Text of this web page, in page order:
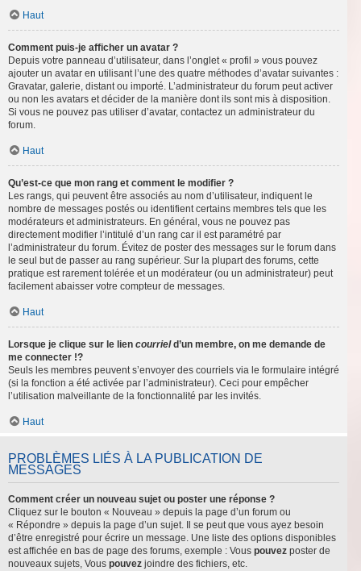
Haut
Comment puis-je afficher un avatar ?
Depuis votre panneau d’utilisateur, dans l’onglet « profil » vous pouvez
ajouter un avatar en utilisant l’une des quatre méthodes d’avatar suivantes :
Gravatar, galerie, distant ou importé. L’administrateur du forum peut activer
ou non les avatars et décider de la manière dont ils sont mis à disposition.
Si vous ne pouvez pas utiliser d’avatar, contactez un administrateur du
forum.
Haut
Qu’est-ce que mon rang et comment le modifier ?
Les rangs, qui peuvent être associés au nom d’utilisateur, indiquent le
nombre de messages postés ou identifient certains membres tels que les
modérateurs et administrateurs. En général, vous ne pouvez pas
directement modifier l’intitulé d’un rang car il est paramétré par
l’administrateur du forum. Évitez de poster des messages sur le forum dans
le seul but de passer au rang supérieur. Sur la plupart des forums, cette
pratique est rarement tolérée et un modérateur (ou un administrateur) peut
facilement abaisser votre compteur de messages.
Haut
Lorsque je clique sur le lien courrield’un membre, on me demande de
me connecter !?
Seuls les membres peuvent s’envoyer des courriels via le formulaire intégré
(si la fonction a été activée par l’administrateur). Ceci pour empêcher
l’utilisation malveillante de la fonctionnalité par les invités.
Haut
PROBLÈMES LIÉS À LA PUBLICATION DE
MESSAGES
Comment créer un nouveau sujet ou poster une réponse ?
Cliquez sur le bouton « Nouveau » depuis la page d’un forum ou
« Répondre » depuis la page d’un sujet. Il se peut que vous ayez besoin
d’être enregistré pour écrire un message. Une liste des options disponibles
est affichée en bas de page des forums, exemple : Vous pouvez poster de
nouveaux sujets, Vous pouvez joindre des fichiers, etc.